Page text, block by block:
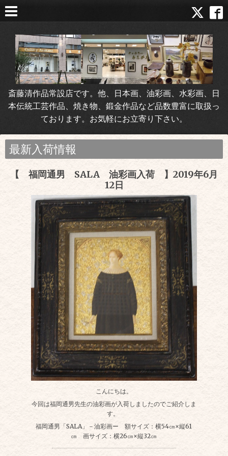
斎藤清作品常設店です。他、日本画、油彩画、水彩画、日
本伝統工芸作品、焼き物、鍛金作品など品数豊富に取扱っ
ております。お気軽にお立寄り下さい。
最新入荷情報
【 福岡通男 SALA 油彩画入荷 】2019年6月
12日
こんにちは。
今回は福岡通男先生の油彩画が入荷しましたのでご紹介しま
す。
福岡通男「SALA」－油彩画ー 額サイズ：横54㎝×縦61
㎝ 画サイズ：横26㎝×縦32㎝